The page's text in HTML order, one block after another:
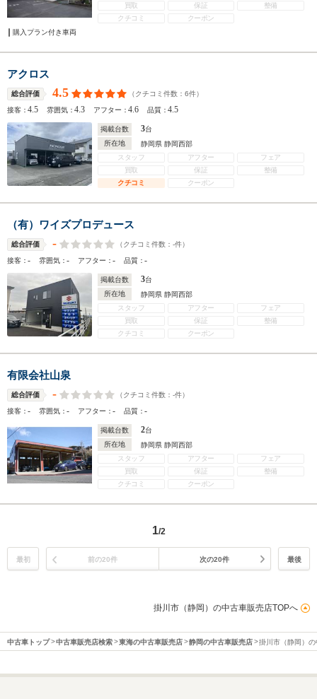
買取
保証
整備
クチコミ
クーポン
購入プラン付き車両
アクロス
総合評価 4.5 （クチコミ件数： 6件）
接客：4.5 雰囲気：4.3 アフター：4.6 品質：4.5
掲載台数 3台
所在地
静岡県 静岡西部
スタッフ
アフター
フェア
買取
保証
整備
クチコミ
クーポン
（有）ワイズプロデュース
総合評価 - （クチコミ件数： -件）
接客：- 雰囲気：- アフター：- 品質：-
掲載台数 3台
所在地
静岡県 静岡西部
スタッフ
アフター
フェア
買取
保証
整備
クチコミ
クーポン
有限会社山泉
総合評価 - （クチコミ件数： -件）
接客：- 雰囲気：- アフター：- 品質：-
掲載台数 2台
所在地
静岡県 静岡西部
スタッフ
アフター
フェア
買取
保証
整備
クチコミ
クーポン
1/2
最初 前の20件 次の20件 最後
掛川市（静岡）の中古車販売店TOPへ
中古車トップ 中古車販売店検索 東海の中古車販売店 静岡の中古車販売店 掛川市（静岡）